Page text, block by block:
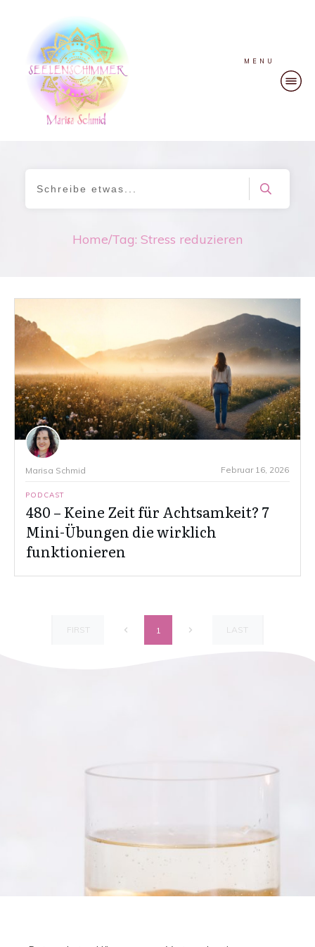
MENU
Home/Tag: Stress reduzieren
Marisa Schmid Februar 16, 2026
PODCAST
480 – Keine Zeit für Achtsamkeit? 7
Mini-Übungen die wirklich
funktionieren
FIRST 1 LAST